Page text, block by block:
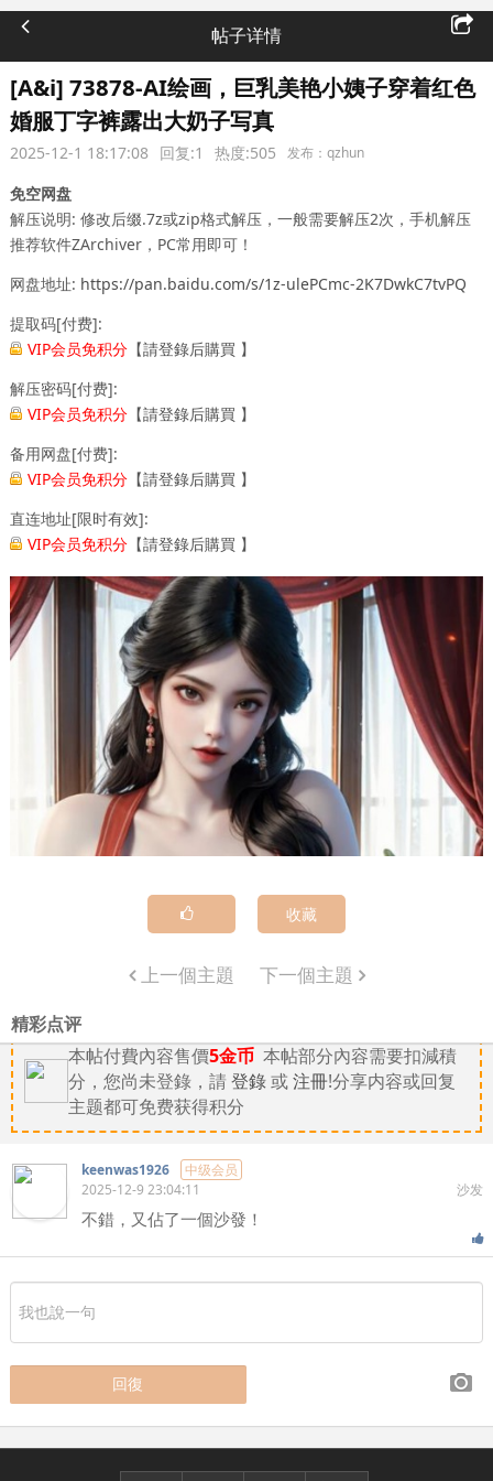
帖子详情
[A&i] 73878-AI绘画，巨乳美艳小姨子穿着红色
婚服丁字裤露出大奶子写真
2025-12-1 18:17:08 回复:1 热度:505 发布：qzhun
免空网盘
解压说明: 修改后缀.7z或zip格式解压，一般需要解压2次，手机解压
推荐软件ZArchiver，PC常用即可！
网盘地址: https://pan.baidu.com/s/1z-ulePCmc-2K7DwkC7tvPQ
提取码[付费]:
VIP会员免积分【請登錄后購買 】
解压密码[付费]:
VIP会员免积分【請登錄后購買 】
备用网盘[付费]:
VIP会员免积分【請登錄后購買 】
直连地址[限时有效]:
VIP会员免积分【請登錄后購買 】
收藏
上一個主題 下一個主題
精彩点评
本帖付費內容售價5金币 本帖部分內容需要扣減積
分，您尚未登錄，請登錄或注冊!分享内容或回复
主题都可免费获得积分
keenwas1926
中级会员
沙发
2025-12-9 23:04:11
不錯，又佔了一個沙發！